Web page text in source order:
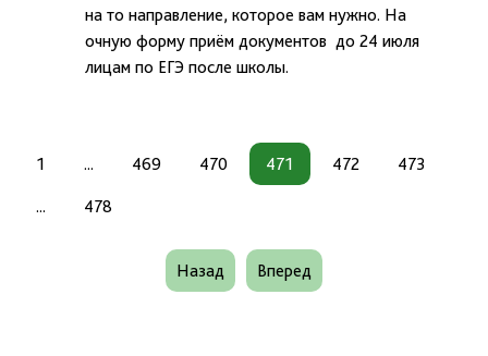
на то направление, которое вам нужно. На
очную форму приём документов до 24 июля
лицам по ЕГЭ после школы.
1 ... 469 470 471 472 473
... 478
Назад Вперед